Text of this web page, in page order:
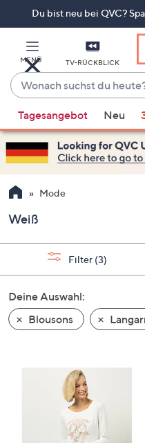
Du bist neu bei QVC?
MENÜ TV-RÜCKBLICK
Wonach
suchst
du
heute?
Vorschläge
verfügbar
sind,
verwenden
Sie
Pfeiltasten
nach
und
nach
unten
oder
Tagesangebot Neu
Mode
Weiß
Filter (3)
Deine Auswahl:
Blousons